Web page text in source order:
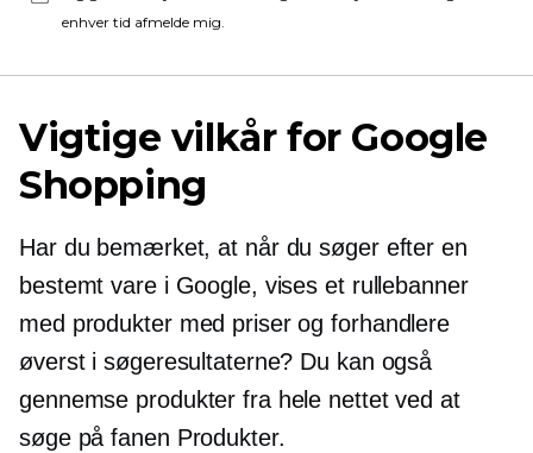
enhver tid afmelde mig.
Vigtige vilkår for Google
Shopping
Har du bemærket, at når du søger efter en
bestemt vare i Google, vises et rullebanner
med produkter med priser og forhandlere
øverst i søgeresultaterne? Du kan også
gennemse produkter fra hele nettet ved at
søge på fanen Produkter.